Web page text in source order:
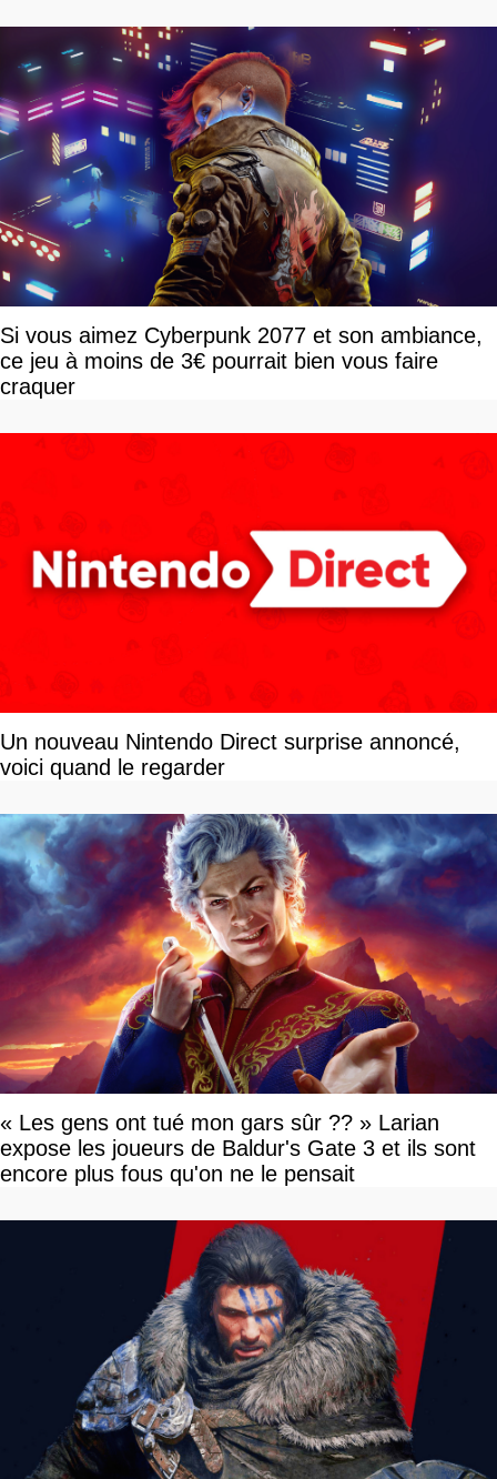
Si vous aimez Cyberpunk 2077 et son ambiance,
ce jeu à moins de 3€ pourrait bien vous faire
craquer
Un nouveau Nintendo Direct surprise annoncé,
voici quand le regarder
« Les gens ont tué mon gars sûr ?? » Larian
expose les joueurs de Baldur's Gate 3 et ils sont
encore plus fous qu'on ne le pensait